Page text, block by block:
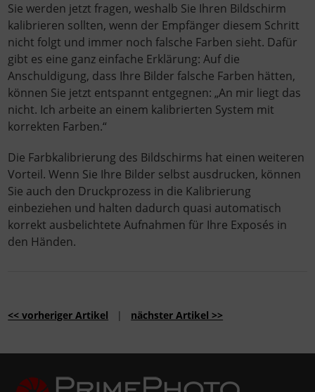
Sie werden jetzt fragen, weshalb Sie Ihren Bildschirm
kalibrieren sollten, wenn der Empfänger diesem Schritt
nicht folgt und immer noch falsche Farben sieht. Dafür
gibt es eine ganz einfache Erklärung: Auf die
Anschuldigung, dass Ihre Bilder falsche Farben hätten,
können Sie jetzt entspannt entgegnen: „An mir liegt das
nicht. Ich arbeite an einem kalibrierten System mit
korrekten Farben.“
Die Farbkalibrierung des Bildschirms hat einen weiteren
Vorteil. Wenn Sie Ihre Bilder selbst ausdrucken, können
Sie auch den Druckprozess in die Kalibrierung
einbeziehen und halten dadurch quasi automatisch
korrekt ausbelichtete Aufnahmen für Ihre Exposés in
den Händen.
<< vorheriger Artikel | nächster Artikel >>